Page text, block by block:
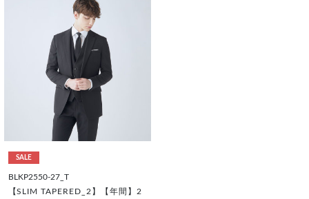
SALE
BLKP2550-27_T
【SLIM TAPERED_2】【年間】2